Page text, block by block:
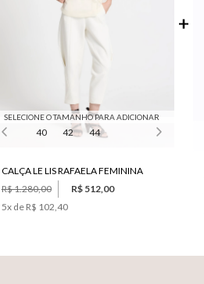
SELECIONE O TAMANHO PARA ADICIONAR
40 42 44
CALÇA LE LIS RAFAELA FEMININA
R$ 1.280,00
R$ 512,00
5x de R$ 102,40